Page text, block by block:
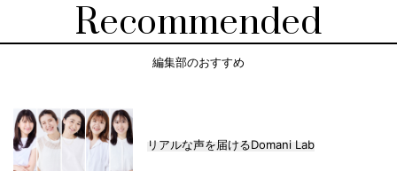
Recommended
編集部のおすすめ
リアルな声を届けるDomani Lab